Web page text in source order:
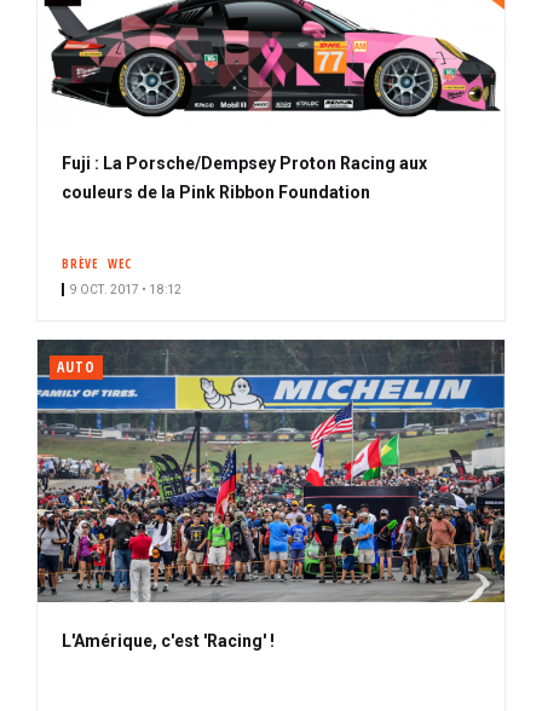
Fuji : La Porsche/Dempsey Proton Racing aux
couleurs de la Pink Ribbon Foundation
BRÈVE WEC
9 OCT. 2017 • 18:12
AUTO
L'Amérique, c'est 'Racing' !